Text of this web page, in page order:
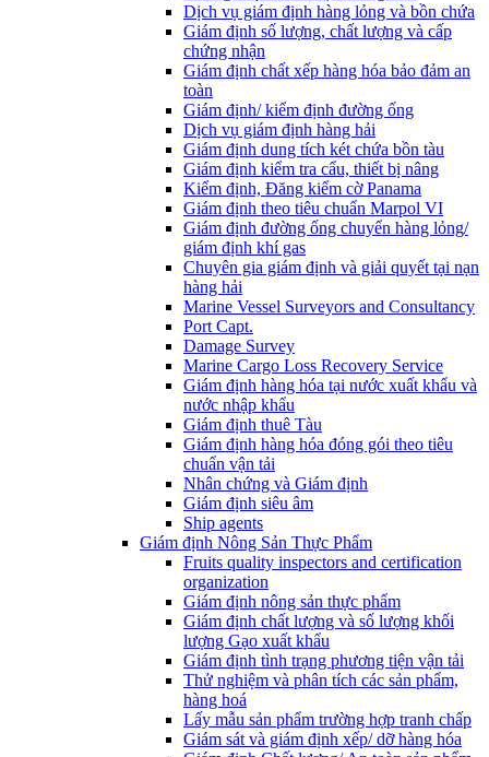
Dịch vụ giám định hàng lỏng và bồn chứa
Giám định số lượng, chất lượng và cấp
chứng nhận
Giám định chất xếp hàng hóa bảo đảm an
toàn
Giám định/ kiểm định đường ống
Dịch vụ giám định hàng hải
Giám định dung tích két chứa bồn tàu
Giám định kiểm tra cẩu, thiết bị nâng
Kiểm định, Đăng kiểm cờ Panama
Giám định theo tiêu chuẩn Marpol VI
Giám định đường ống chuyển hàng lỏng/
giám định khí gas
Chuyên gia giám định và giải quyết tại nạn
hàng hải
Marine Vessel Surveyors and Consultancy
Port Capt.
Damage Survey
Marine Cargo Loss Recovery Service
Giám định hàng hóa tại nước xuất khẩu và
nước nhập khẩu
Giám định thuê Tàu
Giám định hàng hóa đóng gói theo tiêu
chuẩn vận tải
Nhân chứng và Giám định
Giám định siêu âm
Ship agents
Giám định Nông Sản Thực Phẩm
Fruits quality inspectors and certification
organization
Giám định nông sản thực phẩm
Giám định chất lượng và số lượng khối
lượng Gạo xuất khẩu
Giám định tình trạng phương tiện vận tải
Thử nghiệm và phân tích các sản phẩm,
hàng hoá
Lấy mẫu sản phẩm trường hợp tranh chấp
Giám sát và giám định xếp/ dỡ hàng hóa